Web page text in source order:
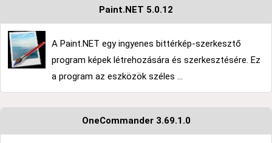
Paint.NET 5.0.12
A Paint.NET egy ingyenes bittérkép-szerkesztő
program képek létrehozására és szerkesztésére. Ez
a program az eszközök széles ...
OneCommander 3.69.1.0